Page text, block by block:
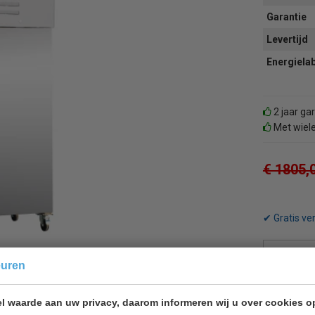
waarde aan uw privacy, daarom informeren wij u over cookies
Garantie
Levertijd
2 jaar
Met
€
✔ Gratis
Terug